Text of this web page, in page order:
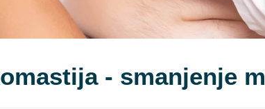
- smanjenje